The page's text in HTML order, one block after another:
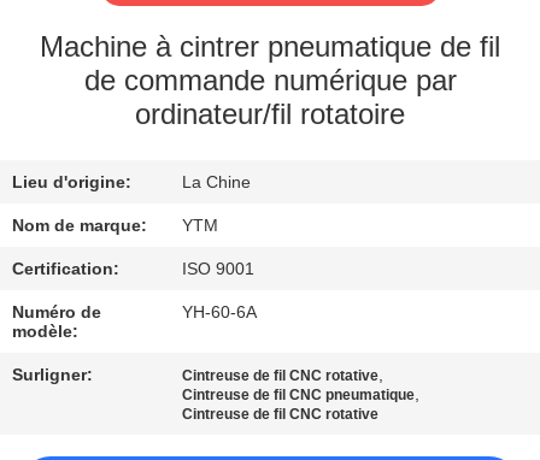
VISITE
D'USINE
DE
QUALITÉ
CONTACTEZ-
NOUS
NOUVELLES
Machine à cintrer pneumatique de fil
de commande numérique par
ordinateur/fil rotatoire
Lieu d'origine: La Chine
Nom de marque: YTM
Certification: ISO 9001
Numéro de
modèle:
YH-60-6A
Surligner: Cintreuse de fil CNC rotative,
Cintreuse de fil CNC pneumatique,
Cintreuse de fil CNC rotative